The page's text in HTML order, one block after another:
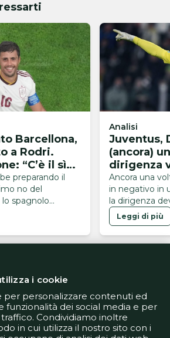
Barcellona,
a Rodri.
“C’è il sì
preparando il
no del
spagnolo
la chiara
maglia
Analisi
Juventus,
(ancora)
dirigenza
Ancora una
in negativo in
la dirigenza
problema
Leggi di più
Privacy
Cookie
i cookie
per personalizzare contenuti ed
funzionalità dei social media e per
Condividiamo inoltre
in cui utilizza il nostro sito con i